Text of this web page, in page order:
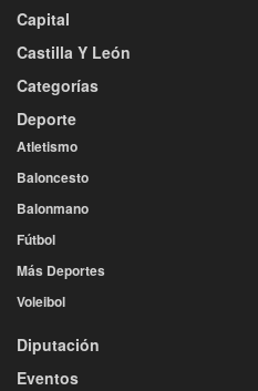
Capital
Castilla Y León
Categorías
Deporte
Atletismo
Baloncesto
Balonmano
Fútbol
Más Deportes
Voleibol
Diputación
Eventos